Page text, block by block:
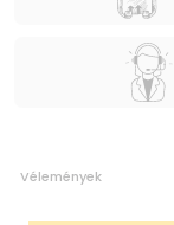
Vélemények